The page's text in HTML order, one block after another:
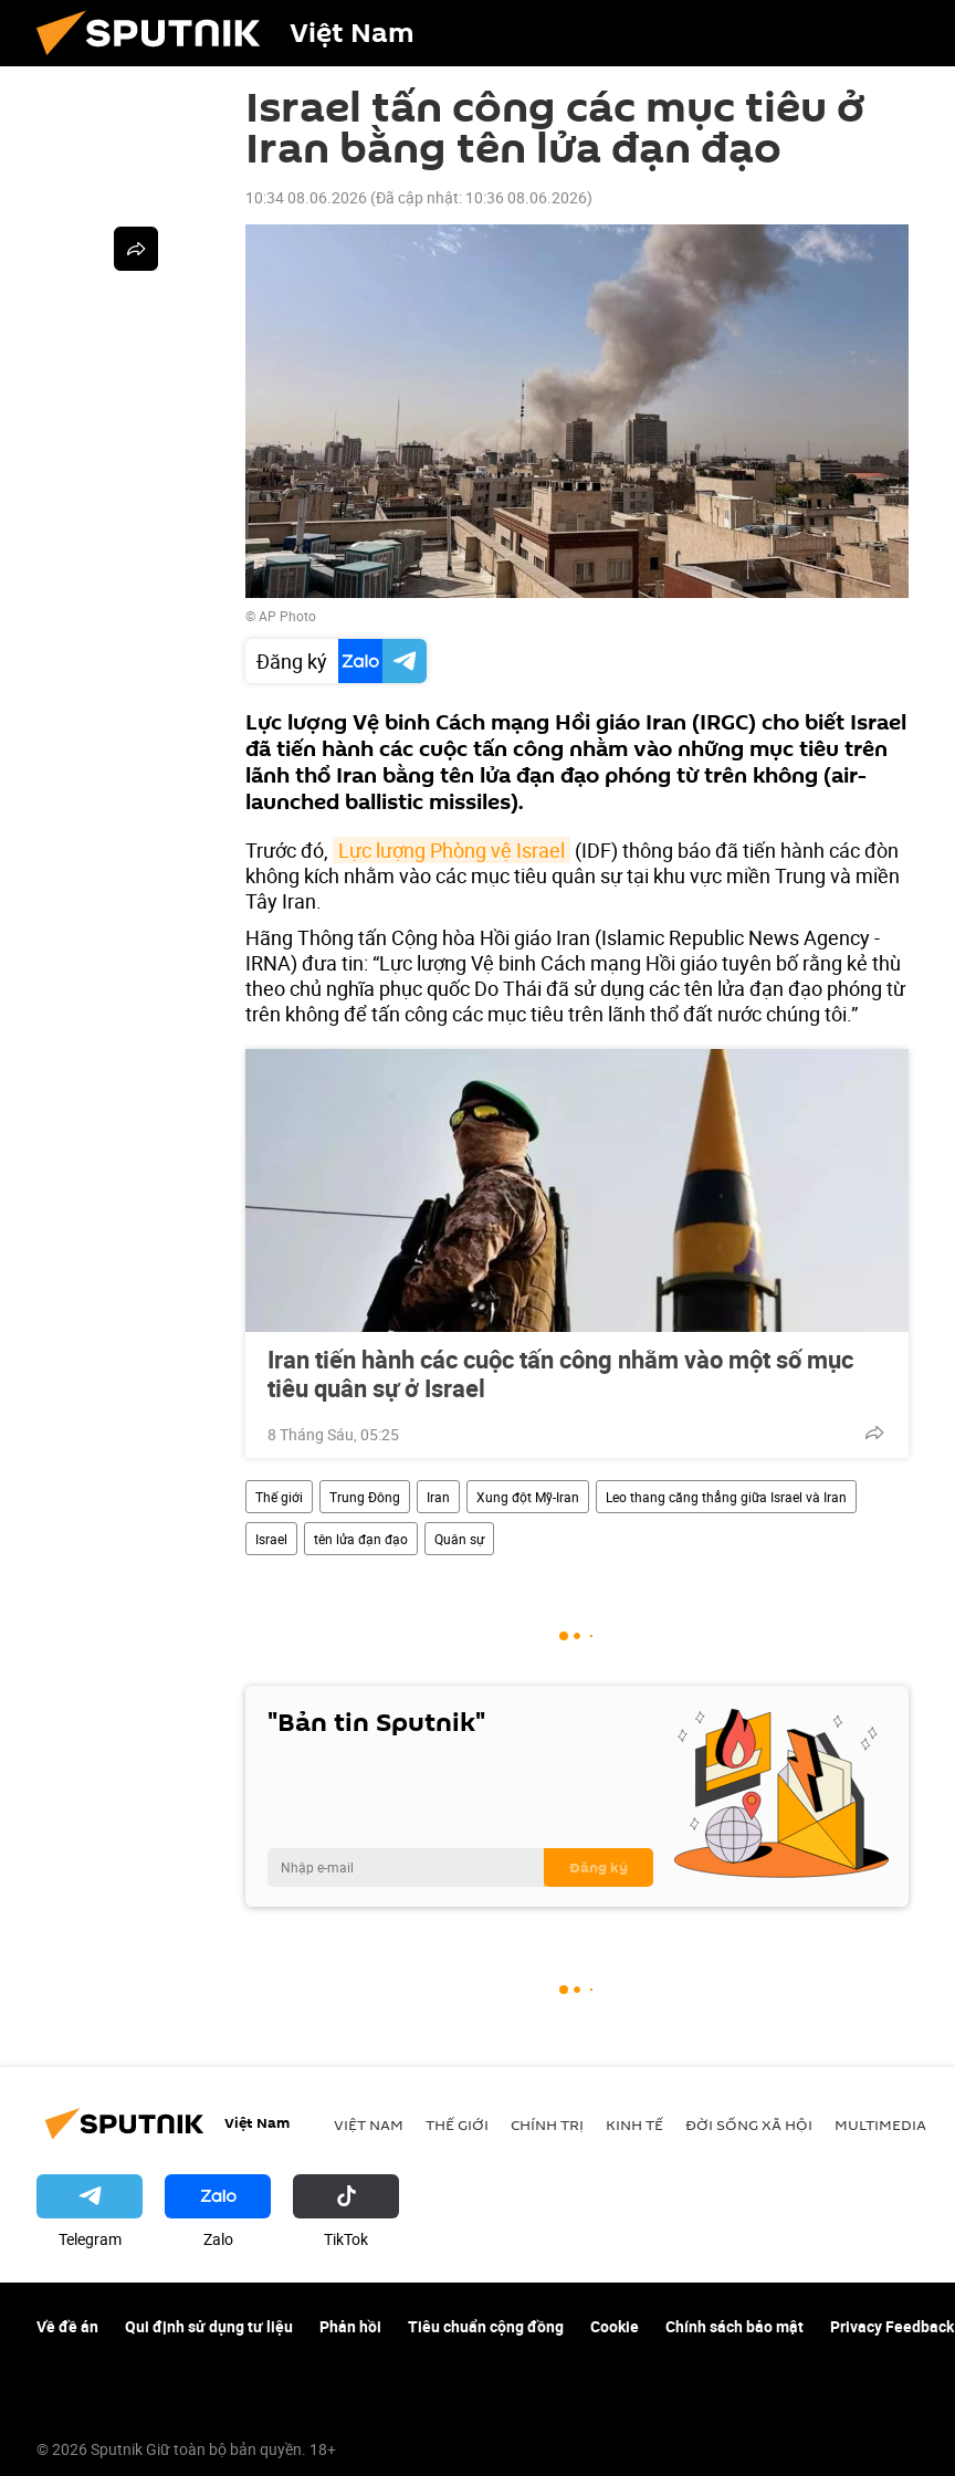
Việt Nam
Israel tấn công các mục tiêu ở
Iran bằng tên lửa đạn đạo
10:34 08.06.2026 (Đã cập nhật: 10:36 08.06.2026)
© AP Photo
Đăng ký
Lực lượng Vệ binh Cách mạng Hồi giáo Iran (IRGC) cho biết Israel
đã tiến hành các cuộc tấn công nhằm vào những mục tiêu trên
lãnh thổ Iran bằng tên lửa đạn đạo phóng từ trên không (air-
launched ballistic missiles).
Trước đó, Lực lượng Phòng vệ Israel (IDF) thông báo đã tiến hành các đòn
không kích nhằm vào các mục tiêu quân sự tại khu vực miền Trung và miền
Tây Iran.
Hãng Thông tấn Cộng hòa Hồi giáo Iran (Islamic Republic News Agency -
IRNA) đưa tin: “Lực lượng Vệ binh Cách mạng Hồi giáo tuyên bố rằng kẻ thù
theo chủ nghĩa phục quốc Do Thái đã sử dụng các tên lửa đạn đạo phóng từ
trên không để tấn công các mục tiêu trên lãnh thổ đất nước chúng tôi.”
Iran tiến hành các cuộc tấn công nhằm vào một số mục
tiêu quân sự ở Israel
8 Tháng Sáu, 05:25
Thế giới Trung Đông Iran Xung đột Mỹ-Iran Leo thang căng thẳng giữa Israel và Iran
Israel tên lửa đạn đạo Quân sự
"Bản tin Sputnik"
Việt Nam VIỆT NAM THẾ GIỚI CHÍNH TRỊ KINH TẾ ĐỜI SỐNG XÃ HỘI MULTIMEDIA
Telegram Zalo ТikТоk
Về đề án Qui định sử dụng tư liệu Phản hồi Tiêu chuẩn cộng đồng Cookie Chính sách bảo mật Privacy Feedback
© 2026 Sputnik Giữ toàn bộ bản quyền. 18+